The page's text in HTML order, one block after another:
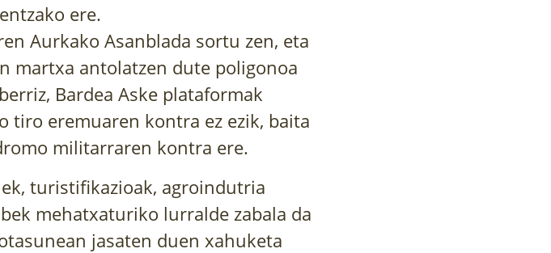
ere.
Aurkako Asanblada sortu zen, eta
martxa antolatzen dute poligonoa
Bardea Aske plataformak
tiro eremuaren kontra ez ezik, baita
militarraren kontra ere.
turistifikazioak, agroindutria
mehatxaturiko lurralde zabala da
jasaten duen xahuketa